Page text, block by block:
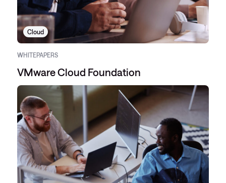
Cloud
WHITEPAPERS
VMware Cloud Foundation